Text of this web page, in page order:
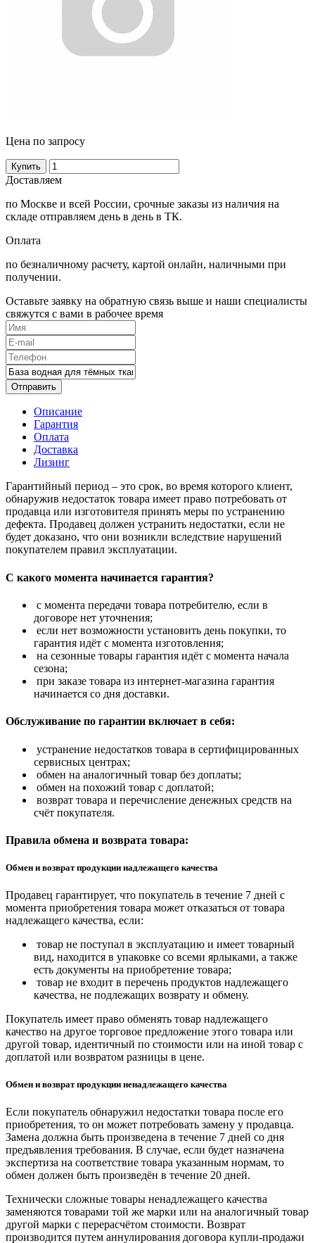
Цена по запросу
Купить
Доставляем
по Москве и всей России, срочные заказы из наличия на
складе отправляем день в день в ТК.
Оплата
по безналичному расчету, картой онлайн, наличными при
получении.
Оставьте заявку на обратную связь выше и наши специалисты
свяжутся с вами в рабочее время
Отправить
Описание
Гарантия
Оплата
Доставка
Лизинг
Гарантийный период – это срок, во время которого клиент,
обнаружив недостаток товара имеет право потребовать от
продавца или изготовителя принять меры по устранению
дефекта. Продавец должен устранить недостатки, если не
будет доказано, что они возникли вследствие нарушений
покупателем правил эксплуатации.
С какого момента начинается гарантия?
с момента передачи товара потребителю, если в
договоре нет уточнения;
если нет возможности установить день покупки, то
гарантия идёт с момента изготовления;
на сезонные товары гарантия идёт с момента начала
сезона;
при заказе товара из интернет-магазина гарантия
начинается со дня доставки.
Обслуживание по гарантии включает в себя:
устранение недостатков товара в сертифицированных
сервисных центрах;
обмен на аналогичный товар без доплаты;
обмен на похожий товар с доплатой;
возврат товара и перечисление денежных средств на
счёт покупателя.
Правила обмена и возврата товара:
Обмен и возврат продукции надлежащего качества
Продавец гарантирует, что покупатель в течение 7 дней с
момента приобретения товара может отказаться от товара
надлежащего качества, если:
товар не поступал в эксплуатацию и имеет товарный
вид, находится в упаковке со всеми ярлыками, а также
есть документы на приобретение товара;
товар не входит в перечень продуктов надлежащего
качества, не подлежащих возврату и обмену.
Покупатель имеет право обменять товар надлежащего
качество на другое торговое предложение этого товара или
другой товар, идентичный по стоимости или на иной товар с
доплатой или возвратом разницы в цене.
Обмен и возврат продукции ненадлежащего качества
Если покупатель обнаружил недостатки товара после его
приобретения, то он может потребовать замену у продавца.
Замена должна быть произведена в течение 7 дней со дня
предъявления требования. В случае, если будет назначена
экспертиза на соответствие товара указанным нормам, то
обмен должен быть произведён в течение 20 дней.
Технически сложные товары ненадлежащего качества
заменяются товарами той же марки или на аналогичный товар
другой марки с перерасчётом стоимости. Возврат
производится путем аннулирования договора купли-продажи